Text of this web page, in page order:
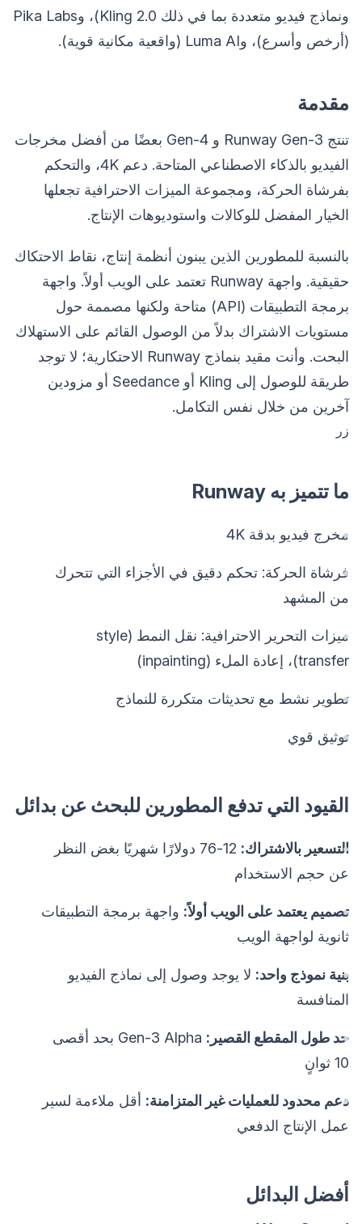
ونماذج فيديو متعددة بما في ذلك Kling 2.0)، وPika Labs
(أرخص وأسرع)، وLuma AI (واقعية مكانية قوية).
مقدمة
تنتج Runway Gen-3 و Gen-4 بعضًا من أفضل مخرجات
الفيديو بالذكاء الاصطناعي المتاحة. دعم 4K، والتحكم
بفرشاة الحركة، ومجموعة الميزات الاحترافية تجعلها
الخيار المفضل للوكالات واستوديوهات الإنتاج.
بالنسبة للمطورين الذين يبنون أنظمة إنتاج، نقاط الاحتكاك
حقيقية. واجهة Runway تعتمد على الويب أولاً. واجهة
برمجة التطبيقات (API) متاحة ولكنها مصممة حول
مستويات الاشتراك بدلاً من الوصول القائم على الاستهلاك
البحت. وأنت مقيد بنماذج Runway الاحتكارية؛ لا توجد
طريقة للوصول إلى Kling أو Seedance أو مزودين
آخرين من خلال نفس التكامل.
زر
ما تتميز به Runway
مخرج فيديو بدقة 4K
فرشاة الحركة: تحكم دقيق في الأجزاء التي تتحرك
من المشهد
ميزات التحرير الاحترافية: نقل النمط (style
transfer)، إعادة الملء (inpainting)
تطوير نشط مع تحديثات متكررة للنماذج
توثيق قوي
القيود التي تدفع المطورين للبحث عن بدائل
التسعير بالاشتراك:
12-76 دولارًا شهريًا بغض النظر
عن حجم الاستخدام
تصميم يعتمد على الويب أولاً: واجهة برمجة التطبيقات
ثانوية لواجهة الويب
بنية نموذج واحد: لا يوجد وصول إلى نماذج الفيديو
المنافسة
حد طول المقطع القصير:
Gen-3 Alpha بحد أقصى
10 ثوانٍ
دعم محدود للعمليات غير المتزامنة: أقل ملاءمة لسير
عمل الإنتاج الدفعي
أفضل البدائل